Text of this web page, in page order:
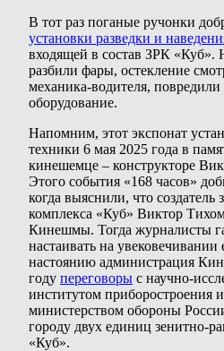
В тот раз поганые ручонки
установки разведки и
входящей в состав ЗРК «Куб».
разбили фары, остекление
механика-водителя,
оборудование.
Напомним, этот экспонат
техники 6 мая 2025 года в
кинешемце – конструкторе
Этого события «168 часов»
когда выяснили, что создатель
комплекса «Куб» Виктор
Кинешмы. Тогда журналисты
настаивать на
настоянию администрация
году переговоры с научно-
институтом
министерством обороны
городу двух единиц зенитно-
«Куб».